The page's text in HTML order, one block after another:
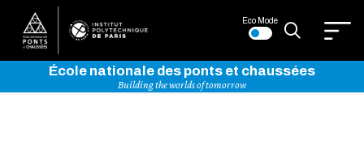
Eco Mode
École nationale des ponts et chaussées
Building the worlds of tomorrow